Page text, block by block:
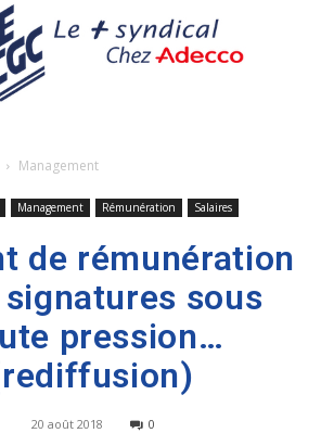
Management
Management Rémunération Salaires
de rémunération
signatures sous
pression…
20 août 2018 0